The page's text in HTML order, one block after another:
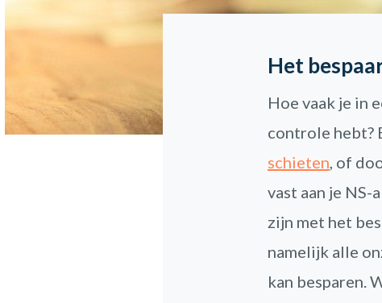
Het
Hoe vaak je in
controle hebt?
schieten, of
vast aan je
zijn met het
namelijk alle
kan besparen.